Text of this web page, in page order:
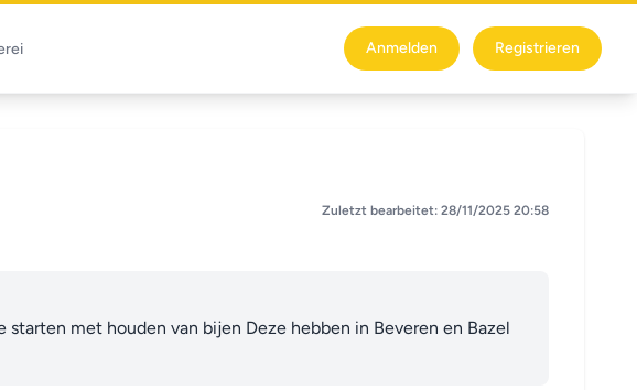
Anmelden Registrieren
Zuletzt bearbeitet: 28/11/2025 20:58
met houden van bijen Deze hebben in Beveren en Bazel